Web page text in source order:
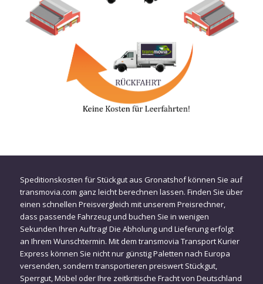
Speditionskosten für Stückgut aus Gronatshof können Sie auf
transmovia.com ganz leicht berechnen lassen. Finden Sie über
einen schnellen Preisvergleich mit unserem Preisrechner,
dass passende Fahrzeug und buchen Sie in wenigen
Sekunden Ihren Auftrag! Die Abholung und Lieferung erfolgt
an Ihrem Wunschtermin. Mit dem transmovia Transport Kurier
Express können Sie nicht nur günstig Paletten nach Europa
versenden, sondern transportieren preiswert Stückgut,
Sperrgut, Möbel oder Ihre zeitkritische Fracht von Deutschland